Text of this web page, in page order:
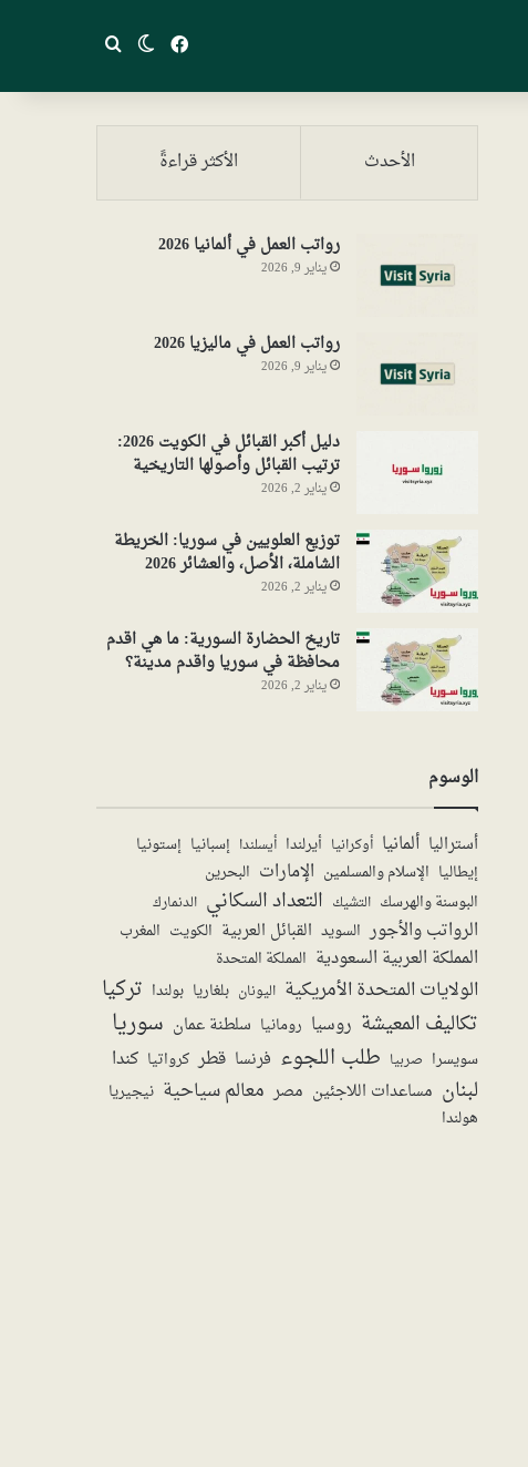
فيسبوكالوضع المظلم
بحث عن
الأحدث الأكثر قراءةً
رواتب العمل في ألمانيا 2026
يناير 9, 2026
رواتب العمل في ماليزيا 2026
يناير 9, 2026
دليل أكبر القبائل في الكويت 2026:
ترتيب القبائل وأصولها التاريخية
يناير 2, 2026
توزيع العلويين في سوريا: الخريطة
الشاملة، الأصل، والعشائر 2026
يناير 2, 2026
تاريخ الحضارة السورية: ما هي اقدم
محافظة في سوريا واقدم مدينة؟
يناير 2, 2026
الوسوم
أستراليا ألمانيا أوكرانيا أيرلندا أيسلندا إسبانيا إستونيا
إيطاليا الإسلام والمسلمين الإمارات البحرين
البوسنة والهرسك التشيك التعداد السكاني الدنمارك
الرواتب والأجور السويد القبائل العربية الكويت المغرب
المملكة العربية السعودية المملكة المتحدة
الولايات المتحدة الأمريكية اليونان بلغاريا بولندا تركيا
تكاليف المعيشة روسيا رومانيا سلطنة عمان سوريا
سويسرا صربيا طلب اللجوء فرنسا قطر كرواتيا كندا
لبنان مساعدات اللاجئين مصر معالم سياحية نيجيريا
هولندا